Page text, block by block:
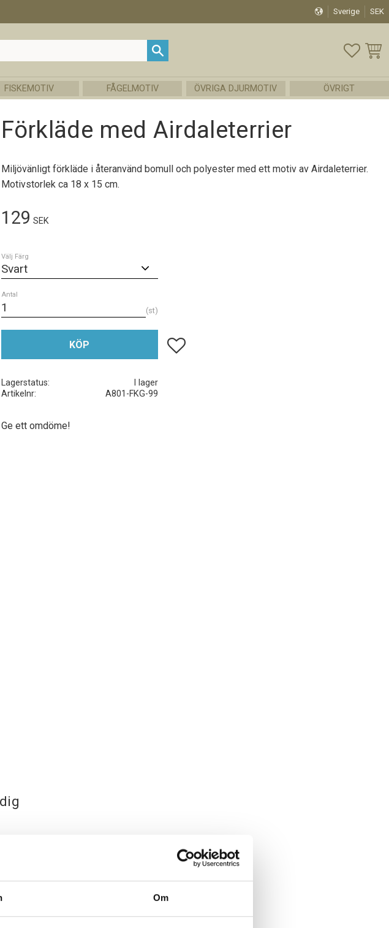
Om
Sverige SEK
FISKEMOTIV FÅGELMOTIV ÖVRIGA DJURMOTIV ÖVRIGT
Förkläde med Airdaleterrier
Miljövänligt förkläde i återanvänd bomull och polyester med ett motiv av Airdaleterrier.
Motivstorlek ca 18 x 15 cm.
129 SEK
Välj Färg
Antal
st
KÖP Lägg till i favoriter
Lagerstatus
I lager
Artikelnr
A801-FKG-99
Ge ett omdöme!